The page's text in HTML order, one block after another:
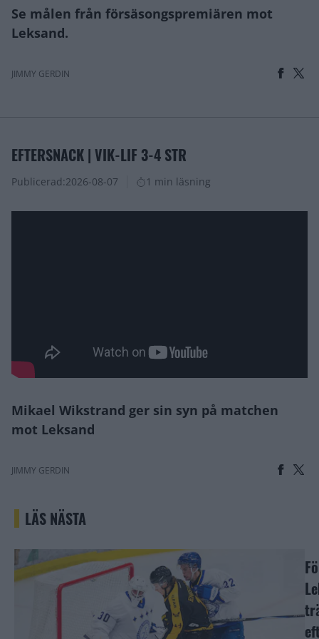
Se målen från försäsongspremiären mot
Leksand.
JIMMY GERDIN
EFTERSNACK | VIK-LIF 3-4 STR
Publicerad:2026-08-07 1 min läsning
Mikael Wikstrand ger sin syn på matchen
mot Leksand
JIMMY GERDIN
LÄS NÄSTA